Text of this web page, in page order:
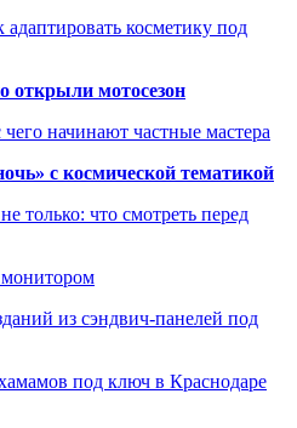
косметику под
открыли мотосезон
начинают частные мастера
с космической тематикой
только: что смотреть перед
монитором
из сэндвич-панелей под
под ключ в Краснодаре